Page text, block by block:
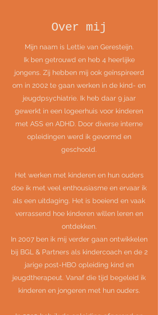
Over mij
Mijn naam is Lettie van Geresteijn.
Ik ben getrouwd en heb 4 heerlijke
jongens. Zij hebben mij ook geïnspireerd
om in 2002 te gaan werken in de kind- en
jeugdpsychiatrie. Ik heb daar 9 jaar
gewerkt in een logeerhuis voor kinderen
met ASS en ADHD. Door diverse interne
opleidingen werd ik gevormd en
geschoold.
Het werken met kinderen en hun ouders
doe ik met veel enthousiasme en ervaar ik
als een uitdaging. Het is boeiend en vaak
verrassend hoe kinderen willen leren en
ontdekken.
In 2007 ben ik mij verder gaan ontwikkelen
bij BGL & Partners als kindercoach en de 2
jarige post-HBO opleiding kind en
jeugdtherapeut. Vanaf die tijd begeleid ik
kinderen en jongeren met hun ouders.